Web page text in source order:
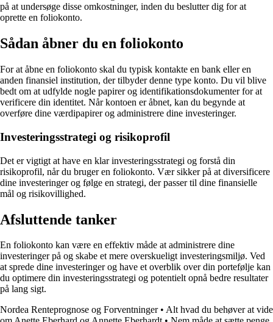
på at undersøge disse omkostninger, inden du beslutter dig for at
oprette en foliokonto.
Sådan åbner du en foliokonto
For at åbne en foliokonto skal du typisk kontakte en bank eller en
anden finansiel institution, der tilbyder denne type konto. Du vil blive
bedt om at udfylde nogle papirer og identifikationsdokumenter for at
verificere din identitet. Når kontoen er åbnet, kan du begynde at
overføre dine værdipapirer og administrere dine investeringer.
Investeringsstrategi og risikoprofil
Det er vigtigt at have en klar investeringsstrategi og forstå din
risikoprofil, når du bruger en foliokonto. Vær sikker på at diversificere
dine investeringer og følge en strategi, der passer til dine finansielle
mål og risikovillighed.
Afsluttende tanker
En foliokonto kan være en effektiv måde at administrere dine
investeringer på og skabe et mere overskueligt investeringsmiljø. Ved
at sprede dine investeringer og have et overblik over din portefølje kan
du optimere din investeringsstrategi og potentielt opnå bedre resultater
på lang sigt.
Nordea Renteprognose og Forventninger• Alt hvad du behøver at vide